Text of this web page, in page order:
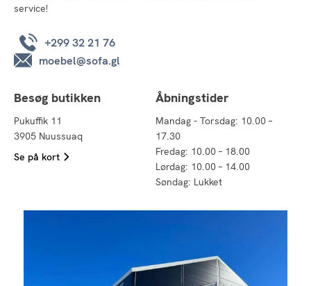
service!
+299 32 21 76
moebel@sofa.gl
Besøg butikken
Pukuffik 11
3905 Nuussuaq
Se på kort
Åbningstider
Mandag - Torsdag: 10.00 –
17.30
Fredag: 10.00 – 18.00
Lørdag: 10.00 – 14.00
Søndag: Lukket